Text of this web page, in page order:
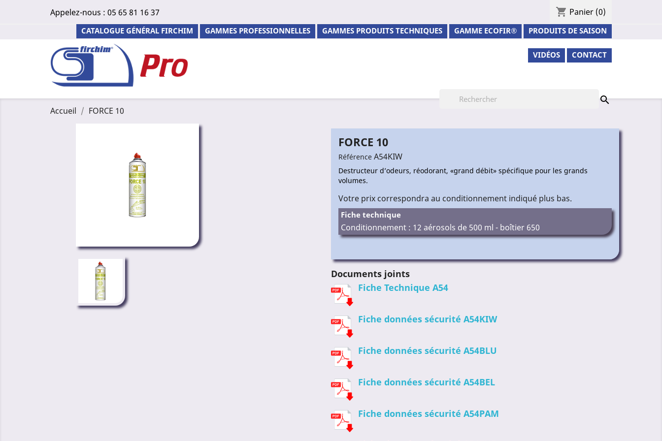
Appelez-nous : 05 65 81 16 37 shopping_cart Panier (0)
CATALOGUE GÉNÉRAL FIRCHIM GAMMES PROFESSIONNELLES GAMMES PRODUITS TECHNIQUES GAMME ECOFIR® PRODUITS DE SAISON
VIDÉOS CONTACT

Accueil FORCE 10
FORCE 10
Référence A54KIW
Destructeur d’odeurs, réodorant, «grand débit» spécifique pour les grands
volumes.
Votre prix correspondra au conditionnement indiqué plus bas.
Fiche technique
Conditionnement : 12 aérosols de 500 ml - boîtier 650
Documents joints
Fiche Technique A54
Fiche données sécurité A54KIW
Fiche données sécurité A54BLU
Fiche données sécurité A54BEL
Fiche données sécurité A54PAM